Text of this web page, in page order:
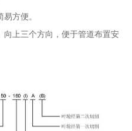
方便。
向上三个方向，便于管道布置安